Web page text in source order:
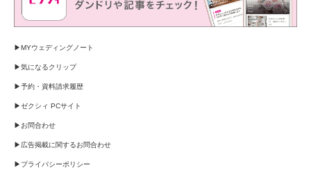
MYウェディングノート
気になるクリップ
予約・資料請求履歴
ゼクシィ PCサイト
お問合わせ
広告掲載に関するお問合わせ
プライバシーポリシー